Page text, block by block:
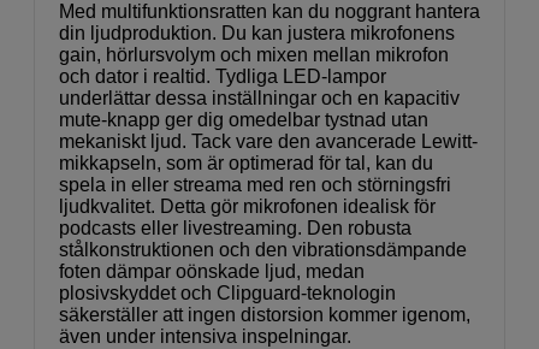
Med multifunktionsratten kan du noggrant hantera
din ljudproduktion. Du kan justera mikrofonens
gain, hörlursvolym och mixen mellan mikrofon
och dator i realtid. Tydliga LED-lampor
underlättar dessa inställningar och en kapacitiv
mute-knapp ger dig omedelbar tystnad utan
mekaniskt ljud. Tack vare den avancerade Lewitt-
mikkapseln, som är optimerad för tal, kan du
spela in eller streama med ren och störningsfri
ljudkvalitet. Detta gör mikrofonen idealisk för
podcasts eller livestreaming. Den robusta
stålkonstruktionen och den vibrationsdämpande
foten dämpar oönskade ljud, medan
plosivskyddet och Clipguard-teknologin
säkerställer att ingen distorsion kommer igenom,
även under intensiva inspelningar.